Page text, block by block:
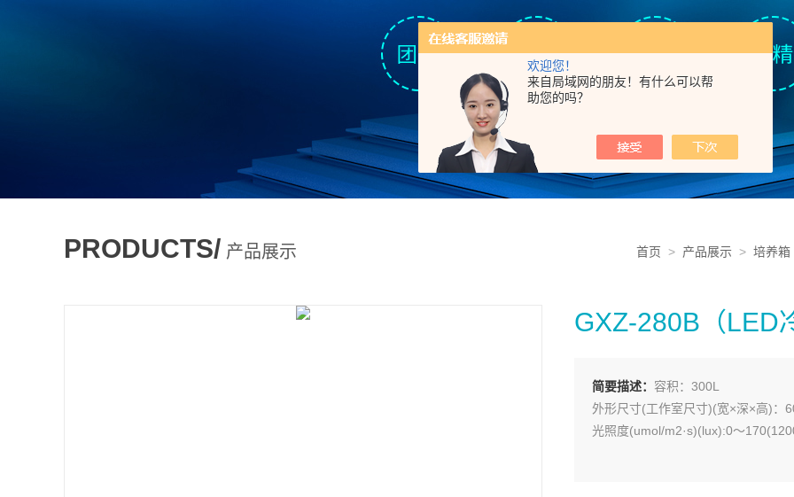
欢迎您！
来自局域网的朋友！有什么可以帮
助您的吗？
PRODUCTS/ 产品展示 首页 > 产品展示 > 培养箱
GXZ-280B（LED
简要描述： 容积：300L
外形尺寸(工作室尺寸)(宽×深×高)：
光照度(umol/m2·s)(lux):0～